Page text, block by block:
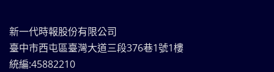
新一代時報股份有限公司
臺中市西屯區臺灣大道三段376巷1號1樓
統編:45882210